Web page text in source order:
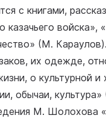
с книгами,
войска»,
(М.
их одежде,
о культурной и
обычаи,
М. Шолохова